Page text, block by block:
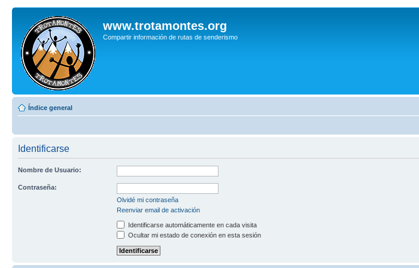
www.trotamontes.org
Compartir información de rutas de senderismo
Índice general
Identificarse
Nombre de Usuario:
Contraseña:
Olvidé mi contraseña
Reenviar email de activación
Identificarse automáticamente en cada visita
Ocultar mi estado de conexión en esta sesión